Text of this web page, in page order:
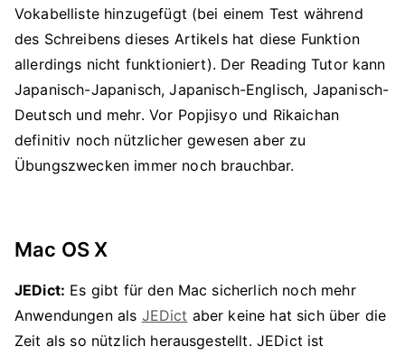
Vokabelliste hinzugefügt (bei einem Test während
des Schreibens dieses Artikels hat diese Funktion
allerdings nicht funktioniert). Der Reading Tutor kann
Japanisch-Japanisch, Japanisch-Englisch, Japanisch-
Deutsch und mehr. Vor Popjisyo und Rikaichan
definitiv noch nützlicher gewesen aber zu
Übungszwecken immer noch brauchbar.
Mac OS X
JEDict: Es gibt für den Mac sicherlich noch mehr
Anwendungen als JEDict aber keine hat sich über die
Zeit als so nützlich herausgestellt. JEDict ist